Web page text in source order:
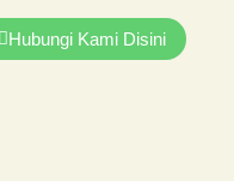
Hubungi Kami Disini